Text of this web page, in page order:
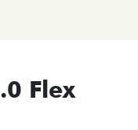
Flex